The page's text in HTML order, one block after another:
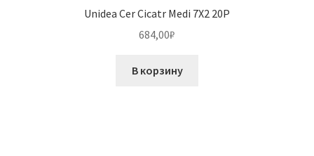
Unidea Cer Cicatr Medi 7X2 20P
684,00₽
В корзину